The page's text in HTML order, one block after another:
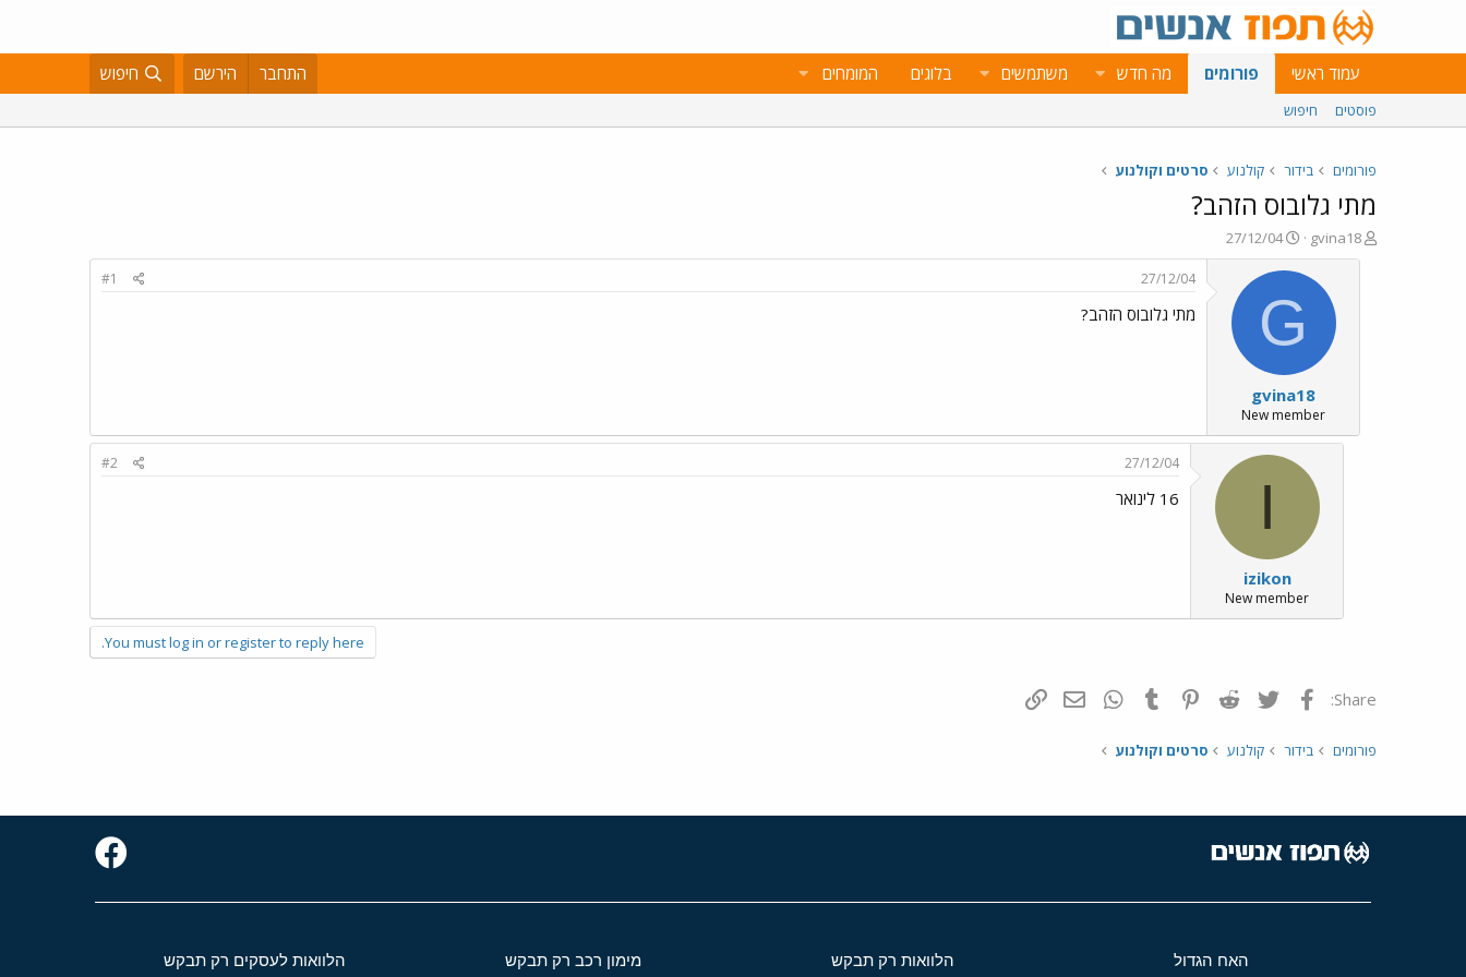
עמוד ראשי פורומים מה חדש משתמשים בלוגים המומחים התחבר הירשם חיפוש
פוסטים חיפוש
פורומים בידור קולנוע סרטים וקולנוע
מתי גלובוס הזהב?
פ
ו
gvina18
פ
ו
ר
ס
ב
א
ר
י
ך
27/12/04
G
gvina18
New member
27/12/04
#1
מתי גלובוס הזהב?
I
izikon
New member
27/12/04
#2
16 לינואר
You must log in or register to reply here.
Share: פייסבוק Twitter
Reddit
Pinterest
Tumblr
WhatsAppדואר אלקטרוני
פורומים בידור קולנוע סרטים וקולנוע
האח הגדול הלוואות רק תבקש מימון רכב רק תבקש הלוואות לעסקים רק תבקש